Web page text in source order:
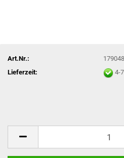
Art.Nr.:
Lieferzeit:
4-